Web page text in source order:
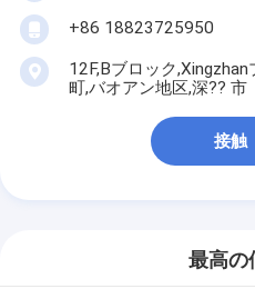
+86 18823725950
12F,Bブロック
町,バオアン地区,深?? 市
接触
最高の